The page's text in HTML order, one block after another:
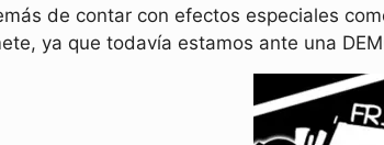
de contar con efectos especiales
ya que todavía estamos ante una